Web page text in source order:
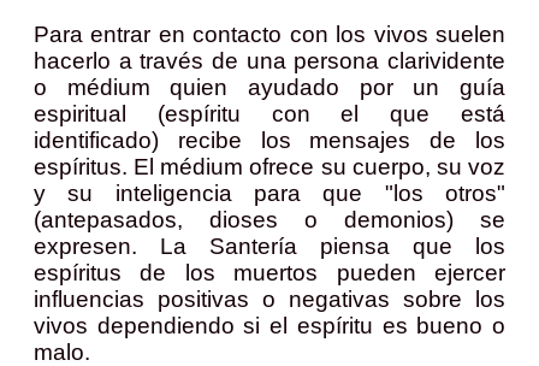
Para entrar en contacto con los vivos suelen
hacerlo a través de una persona clarividente
o médium quien ayudado por un guía
espiritual (espíritu con el que está
identificado) recibe los mensajes de los
espíritus. El médium ofrece su cuerpo, su voz
y su inteligencia para que "los otros"
(antepasados, dioses o demonios) se
expresen. La Santería piensa que los
espíritus de los muertos pueden ejercer
influencias positivas o negativas sobre los
vivos dependiendo si el espíritu es bueno o
malo.